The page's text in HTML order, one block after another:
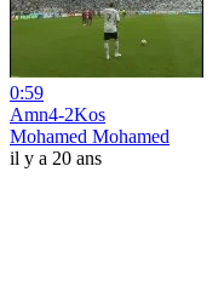
0:59
Amn4-2Kos
Mohamed Mohamed
il y a 20 ans